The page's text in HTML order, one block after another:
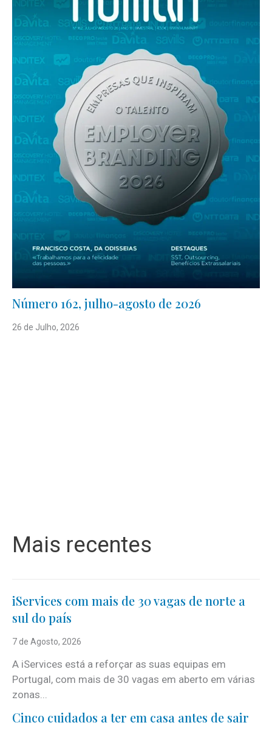
Número 162, julho-agosto de 2026
26 de Julho, 2026
Mais recentes
iServices com mais de 30 vagas de norte a
sul do país
7 de Agosto, 2026
A iServices está a reforçar as suas equipas em
Portugal, com mais de 30 vagas em aberto em várias
zonas...
Cinco cuidados a ter em casa antes de sair